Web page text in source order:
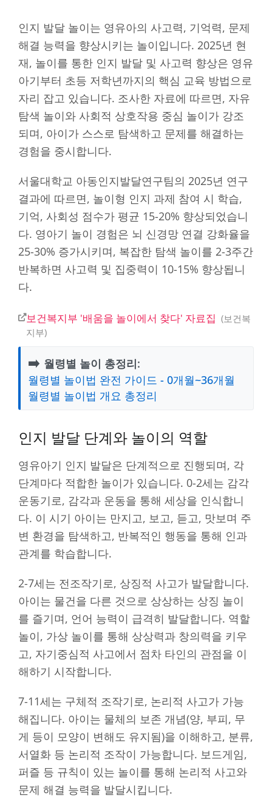
인지 발달 놀이는 영유아의 사고력, 기억력, 문제
해결 능력을 향상시키는 놀이입니다. 2025년 현
재, 놀이를 통한 인지 발달 및 사고력 향상은 영유
아기부터 초등 저학년까지의 핵심 교육 방법으로
자리 잡고 있습니다. 조사한 자료에 따르면, 자유
탐색 놀이와 사회적 상호작용 중심 놀이가 강조
되며, 아이가 스스로 탐색하고 문제를 해결하는
경험을 중시합니다.
서울대학교 아동인지발달연구팀의 2025년 연구
결과에 따르면, 놀이형 인지 과제 참여 시 학습,
기억, 사회성 점수가 평균 15-20% 향상되었습니
다. 영아기 놀이 경험은 뇌 신경망 연결 강화율을
25-30% 증가시키며, 복잡한 탐색 놀이를 2-3주간
반복하면 사고력 및 집중력이 10-15% 향상됩니
다.
보건복지부 '배움을 놀이에서 찾다' 자료집
보건복
지부
➡️ 월령별 놀이 총정리:
월령별 놀이법 완전 가이드 - 0개월~36개월
월령별 놀이법 개요 총정리
인지 발달 단계와 놀이의 역할
영유아기 인지 발달은 단계적으로 진행되며, 각
단계마다 적합한 놀이가 있습니다. 0-2세는 감각
운동기로, 감각과 운동을 통해 세상을 인식합니
다. 이 시기 아이는 만지고, 보고, 듣고, 맛보며 주
변 환경을 탐색하고, 반복적인 행동을 통해 인과
관계를 학습합니다.
2-7세는 전조작기로, 상징적 사고가 발달합니다.
아이는 물건을 다른 것으로 상상하는 상징 놀이
를 즐기며, 언어 능력이 급격히 발달합니다. 역할
놀이, 가상 놀이를 통해 상상력과 창의력을 키우
고, 자기중심적 사고에서 점차 타인의 관점을 이
해하기 시작합니다.
7-11세는 구체적 조작기로, 논리적 사고가 가능
해집니다. 아이는 물체의 보존 개념(양, 부피, 무
게 등이 모양이 변해도 유지됨)을 이해하고, 분류,
서열화 등 논리적 조작이 가능합니다. 보드게임,
퍼즐 등 규칙이 있는 놀이를 통해 논리적 사고와
문제 해결 능력을 발달시킵니다.